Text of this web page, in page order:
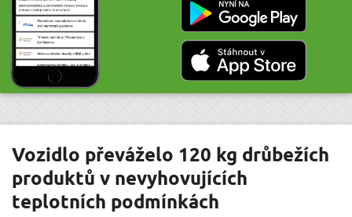
Vozidlo převáželo 120 kg drůbežích
produktů v nevyhovujících
teplotních podmínkách